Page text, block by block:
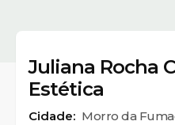
Juliana Rocha
Estética
Cidade: Morro da